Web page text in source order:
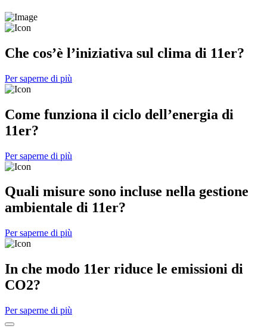
Che cos’è l’iniziativa sul clima di 11er?
Per saperne di più
Come funziona il ciclo dell’energia di
11er?
Per saperne di più
Quali misure sono incluse nella gestione
ambientale di 11er?
Per saperne di più
In che modo 11er riduce le emissioni di
CO2?
Per saperne di più